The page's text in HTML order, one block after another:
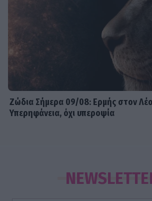
Ζώδια Σήμερα 09/08: Ερμής στον
Υπερηφάνεια, όχι υπεροψία